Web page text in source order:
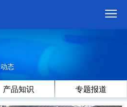
动态
产品知识 专题报道